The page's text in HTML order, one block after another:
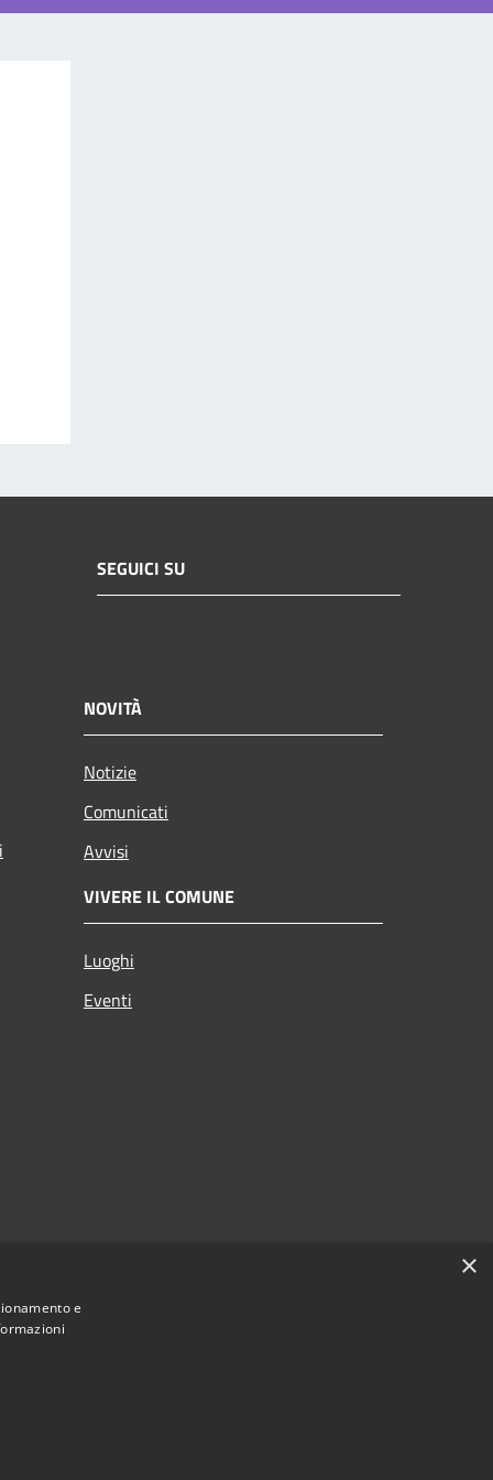
SEGUICI SU
NOVITÀ
Notizie
Comunicati
Avvisi
VIVERE IL COMUNE
Luoghi
Eventi
×
e